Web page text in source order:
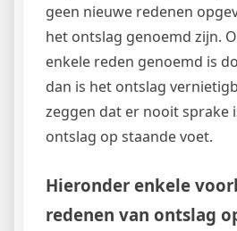
geen nieuwe redenen
het ontslag genoemd zijn.
enkele reden genoemd is
dan is het ontslag
zeggen dat er nooit sprake
ontslag op staande voet.
Hieronder enkele
redenen van ontslag